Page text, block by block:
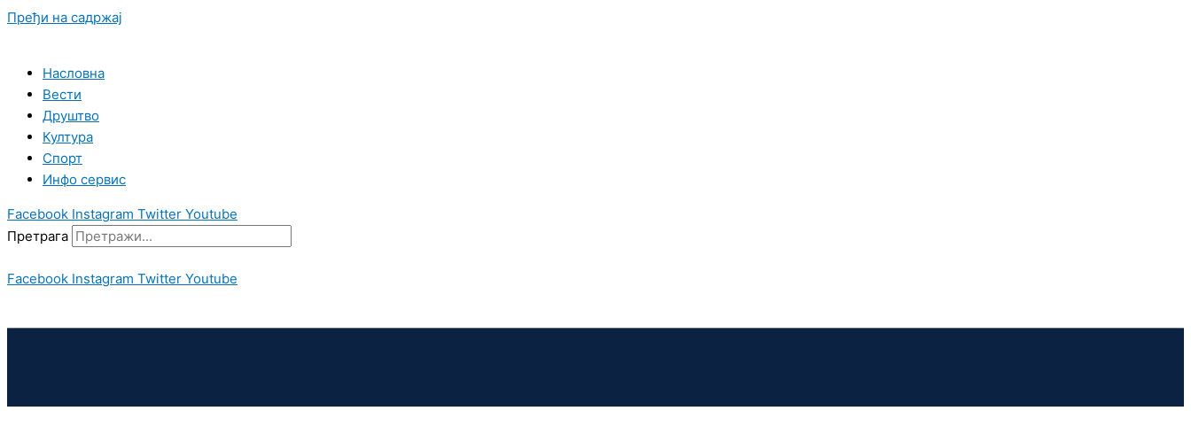
Пређи на садржај
Насловна
Вести
Друштво
Култура
Спорт
Инфо сервис
Facebook Instagram Twitter Youtube
Претрага
Facebook Instagram Twitter Youtube